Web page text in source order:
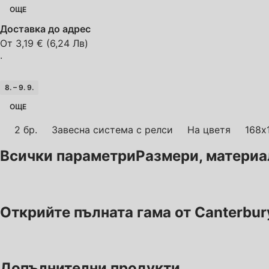
ОЩЕ
Доставка до адрес
От 3,19 € (6,24 Лв)
·
8. – 9. 9.
ОЩЕ
2 бр. Завесна система с релси На цветя
Всички параметриРазмери,
Открийте пълната гама от